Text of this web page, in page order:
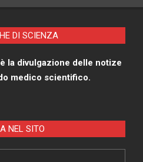
DI SCIENZA
la divulgazione delle notize
medico scientifico.
NEL SITO